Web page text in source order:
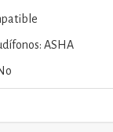
ASHA